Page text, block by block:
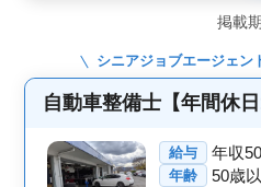
業務は定期点検整備や車検対
取り扱い車種は小型車や国産
ツダ車もあります。経験者で
います。車通勤も可能で、
内容の一例＞ 定期点検整備や
取り付け、トラブルシューテ
ーディオ・ナビの取り付け
境＞ 社会保険や交通費の支給
掲載
シニアジョブエージェン
自動車整備士【年間休日
給与 年収
年齢 50歳